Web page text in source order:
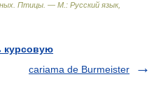
Птицы. — М.: Русский язык,
курсовую
cariama de Burmeister